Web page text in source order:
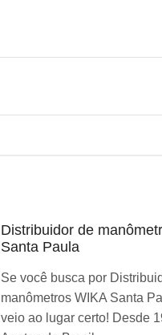
Distribuidor de
Santa Paula
Se você busca por
manômetros WIKA Santa
veio ao lugar certo! Desde